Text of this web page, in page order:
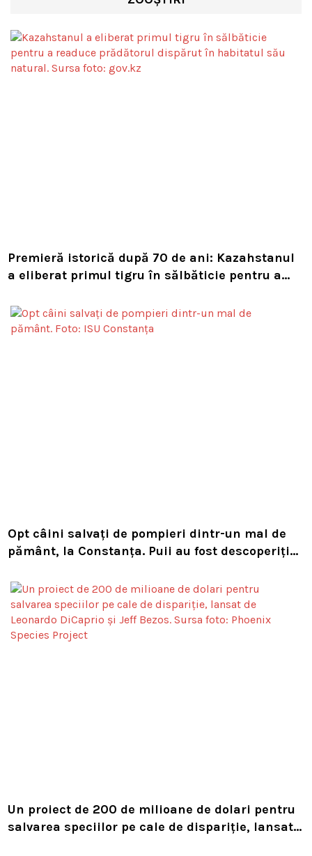
Premieră istorică după 70 de ani: Kazahstanul
a eliberat primul tigru în sălbăticie pentru a
natural
Opt câini salvați de pompieri dintr-un mal de
pământ, la Constanța. Puii au fost descoperiți
Un proiect de 200 de milioane de dolari pentru
salvarea speciilor pe cale de dispariție, lansat